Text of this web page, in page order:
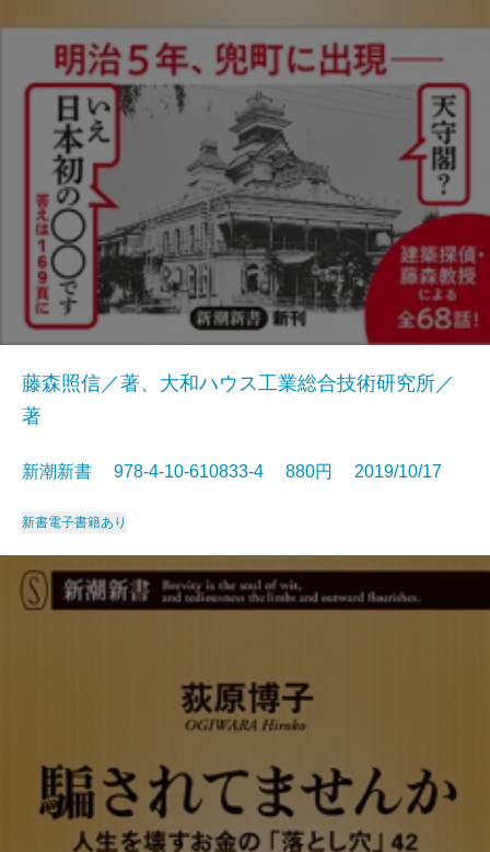
藤森照信／著、大和ハウス工業総合技術研究所／
著
新潮新書 978-4-10-610833-4 880円 2019/10/17
新書電子書籍あり